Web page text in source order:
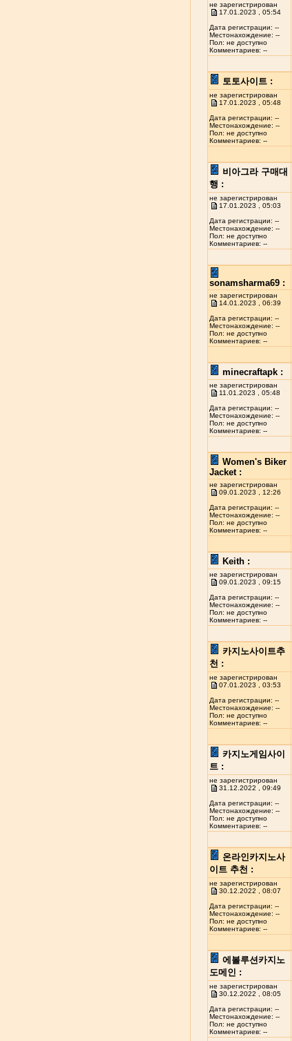
не зарегистрирован
17.01.2023 , 05:54
Дата регистрации: --
Местонахождение: --
Пол: не доступно
Комментариев: --
토토사이트 :
не зарегистрирован
17.01.2023 , 05:48
Дата регистрации: --
Местонахождение: --
Пол: не доступно
Комментариев: --
비아그라 구매대
행 :
не зарегистрирован
17.01.2023 , 05:03
Дата регистрации: --
Местонахождение: --
Пол: не доступно
Комментариев: --
sonamsharma69 :
не зарегистрирован
14.01.2023 , 06:39
Дата регистрации: --
Местонахождение: --
Пол: не доступно
Комментариев: --
minecraftapk :
не зарегистрирован
11.01.2023 , 05:48
Дата регистрации: --
Местонахождение: --
Пол: не доступно
Комментариев: --
Women's Biker
Jacket :
не зарегистрирован
09.01.2023 , 12:26
Дата регистрации: --
Местонахождение: --
Пол: не доступно
Комментариев: --
Keith :
не зарегистрирован
09.01.2023 , 09:15
Дата регистрации: --
Местонахождение: --
Пол: не доступно
Комментариев: --
카지노사이트추
천 :
не зарегистрирован
07.01.2023 , 03:53
Дата регистрации: --
Местонахождение: --
Пол: не доступно
Комментариев: --
카지노게임사이
트 :
не зарегистрирован
31.12.2022 , 09:49
Дата регистрации: --
Местонахождение: --
Пол: не доступно
Комментариев: --
온라인카지노사
이트 추천 :
не зарегистрирован
30.12.2022 , 08:07
Дата регистрации: --
Местонахождение: --
Пол: не доступно
Комментариев: --
에볼루션카지노
도메인 :
не зарегистрирован
30.12.2022 , 08:05
Дата регистрации: --
Местонахождение: --
Пол: не доступно
Комментариев: --